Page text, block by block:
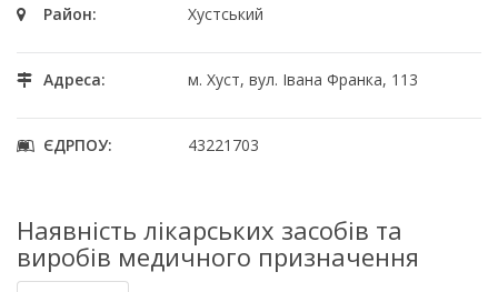
Район: Хустський
Адреса: м. Хуст, вул. Івана Франка, 113
ЄДРПОУ: 43221703
Наявність лікарських засобів та
виробів медичного призначення